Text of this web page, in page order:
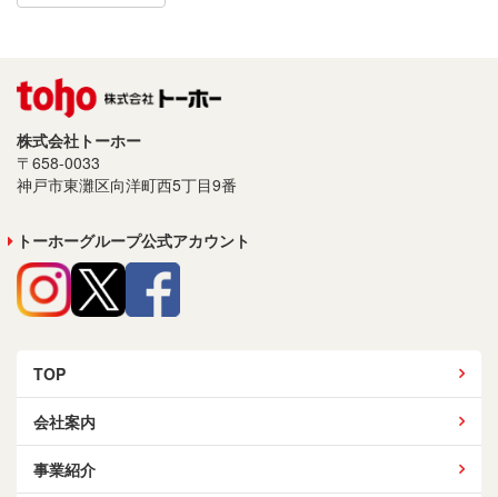
株式会社トーホー
〒658-0033
神戸市東灘区向洋町西5丁目9番
トーホーグループ公式アカウント
TOP
会社案内
事業紹介